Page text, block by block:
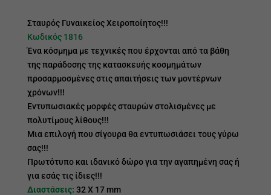
Σταυρός Γυναικείος Χειροποίητος!!!
Κωδικός 1816
Ένα κόσμημα με τεχνικές που έρχονται από τα βάθη
της παράδοσης της κατασκευής κοσμημάτων
προσαρμοσμένες στις απαιτήσεις των μοντέρνων
χρόνων!!!
Εντυπωσιακές μορφές σταυρών στολισμένες με
πολυτίμους λίθους!!!
Μια επιλογή που σίγουρα θα εντυπωσιάσει τους γύρω
σας!!!
Πρωτότυπο και ιδανικό δώρο για την αγαπημένη σας ή
για εσάς τις ίδιες!!!
Διαστάσεις: 32 Χ 17 mm